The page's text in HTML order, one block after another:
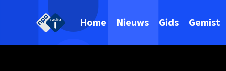
Home Nieuws Gids Gemist